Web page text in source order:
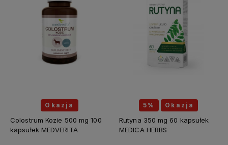
Okazja
Colostrum Kozie 500 mg 100
kapsułek MEDVERITA
5% Okazja
Rutyna 350 mg 60 kapsułek
MEDICA HERBS